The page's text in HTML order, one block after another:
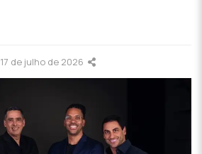
17 de julho de 2026